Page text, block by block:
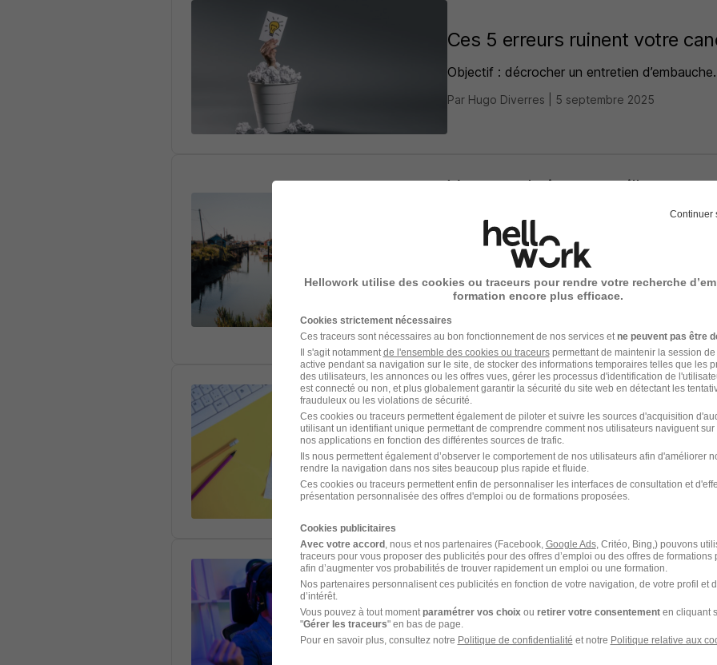
Ces 5 erreurs ruinent votre
Objectif : décrocher un entretien d’embauche.
Par Hugo Diverres | 5 septembre 2025
Vous souhaitez travailler au
Découvrez cet appel à
L'île d'Oléron
Le poste est ouvert aux profils détenteurs
domaine d'activité, même débutants, car le
accompagnement de trois ans pour former la
Par Adèle Charrier | 22 août 2025
Quiz : votre CV est-il prêt pour
10 questions rapides pour s'assurer que votre
Par Julian Picot | 14 août 2025
Gaming skills : valorisez vos
aux jeux vidéo !
Gaming skills : découvrez comment votre
Continuer
Hellowork utilise des cookies ou traceurs pour rendre votre recherche
formation encore plus efficace.
Cookies strictement nécessaires
Ces traceurs sont nécessaires au bon fonctionnement de nos services et ne peuvent pas être
Il s'agit notamment de l'ensemble des cookies ou traceurspermettant de maintenir la session
active pendant sa navigation sur le site, de stocker des informations temporaires telles que les
des utilisateurs, les annonces ou les offres vues, gérer les processus d'identification de
est connecté ou non, et plus globalement garantir la sécurité du site web en détectant les
frauduleux ou les violations de sécurité.
Ces cookies ou traceurs permettent également de piloter et suivre les sources d'acquisition
utilisant un identifiant unique permettant de comprendre comment nos utilisateurs naviguent sur
nos applications en fonction des différentes sources de trafic.
Ils nous permettent également d’observer le comportement de nos utilisateurs afin d'améliorer
rendre la navigation dans nos sites beaucoup plus rapide et fluide.
Ces cookies ou traceurs permettent enfin de personnaliser les interfaces de consultation et
présentation personnalisée des offres d'emploi ou de formations proposées.
Cookies publicitaires
Avec votre accord, nous et nos partenaires (Facebook, Google Ads, Critéo, Bing,) pouvons
traceurs pour vous proposer des publicités pour des offres d’emploi ou des offres de formations
afin d’augmenter vos probabilités de trouver rapidement un emploi ou une formation.
Nos partenaires personnalisent ces publicités en fonction de votre navigation, de votre profil et
d’intérêt.
Vous pouvez à tout moment paramétrer vos choix ou retirer votre consentementen cliquant
"Gérer les traceurs" en bas de page.
Pour en savoir plus, consultez notre Politique de confidentialité et notre Politique relative aux